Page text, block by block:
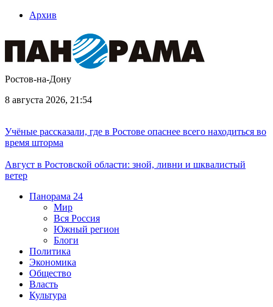
Архив
Ростов-на-Дону
8 августа 2026, 21:54
Учёные рассказали, где в Ростове опаснее всего находиться во
время шторма
Август в Ростовской области: зной, ливни и шквалистый
ветер
Панорама 24
Мир
Вся Россия
Южный регион
Блоги
Политика
Экономика
Общество
Власть
Культура